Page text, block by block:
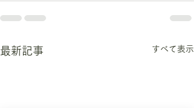
最新記事 すべて表示